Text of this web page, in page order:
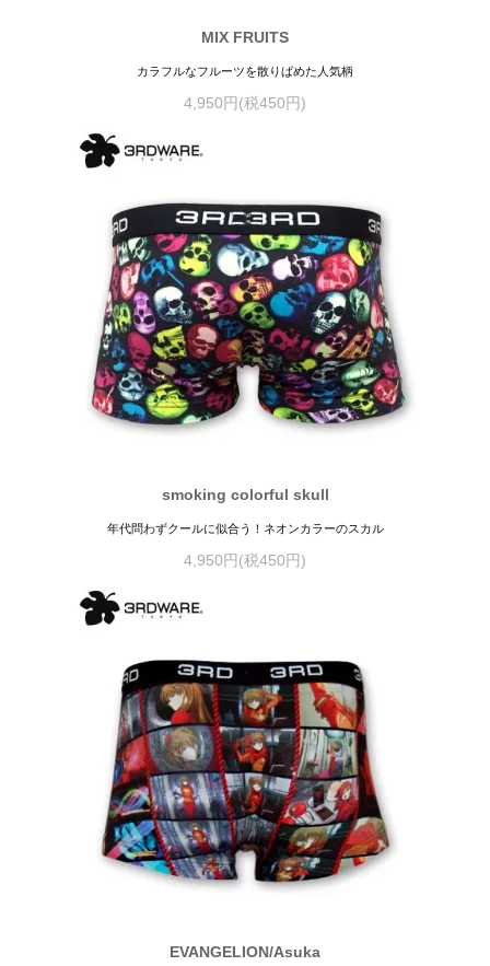
MIX FRUITS
カラフルなフルーツを散りばめた人気柄
4,950円(税450円)
smoking colorful skull
年代問わずクールに似合う！ネオンカラーのスカル
4,950円(税450円)
EVANGELION/Asuka